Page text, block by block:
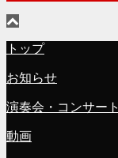
トップ
お知らせ
演奏会・コンサート
動画